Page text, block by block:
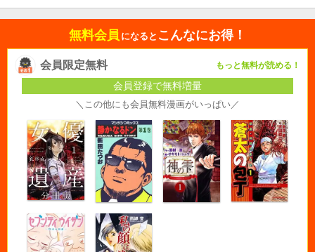
無料会員 になると こんなにお得！
会員限定無料 もっと無料が読める！
会員登録で無料増量
＼この他にも会員無料漫画がいっぱい／